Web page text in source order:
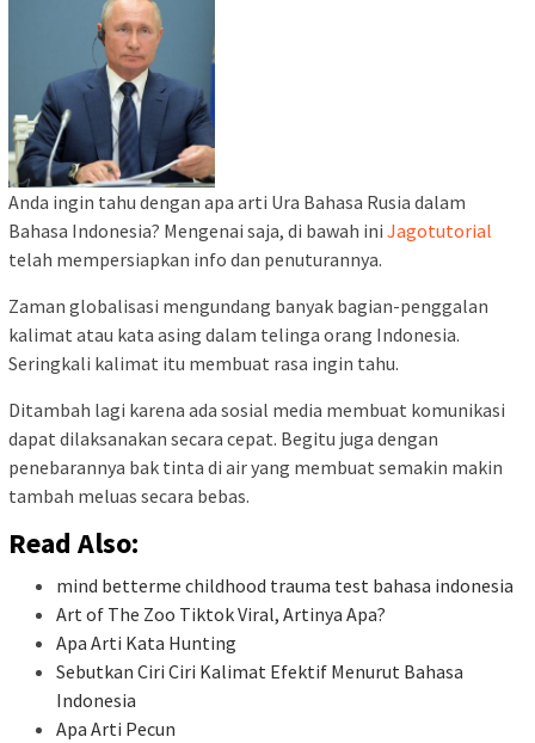
Anda ingin tahu dengan apa arti Ura Bahasa Rusia dalam
Bahasa Indonesia? Mengenai saja, di bawah ini Jagotutorial
telah mempersiapkan info dan penuturannya.
Zaman globalisasi mengundang banyak bagian-penggalan
kalimat atau kata asing dalam telinga orang Indonesia.
Seringkali kalimat itu membuat rasa ingin tahu.
Ditambah lagi karena ada sosial media membuat komunikasi
dapat dilaksanakan secara cepat. Begitu juga dengan
penebarannya bak tinta di air yang membuat semakin makin
tambah meluas secara bebas.
Read Also:
mind betterme childhood trauma test bahasa indonesia
Art of The Zoo Tiktok Viral, Artinya Apa?
Apa Arti Kata Hunting
Sebutkan Ciri Ciri Kalimat Efektif Menurut Bahasa
Indonesia
Apa Arti Pecun